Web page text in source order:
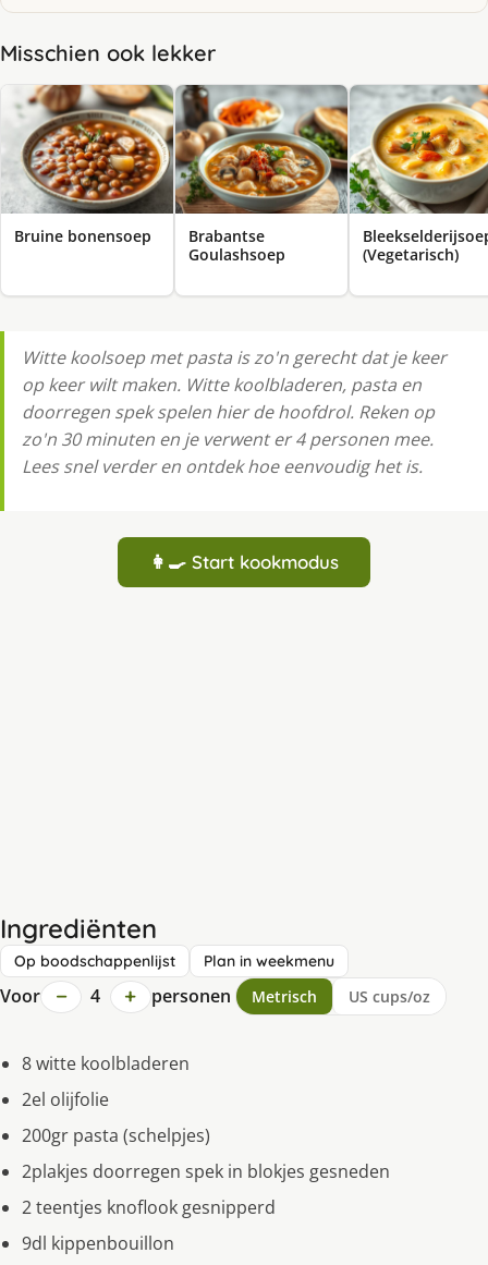
Misschien ook lekker
Bruine bonensoep
Brabantse
Goulashsoep
(Vegetarisch)
Witte koolsoep met pasta is zo'n gerecht dat je keer
op keer wilt maken. Witte koolbladeren, pasta en
doorregen spek spelen hier de hoofdrol. Reken op
zo'n 30 minuten en je verwent er 4 personen mee.
Lees snel verder en ontdek hoe eenvoudig het is.
👩‍🍳 Start kookmodus
Ingrediënten
Op boodschappenlijst Plan in weekmenu
Voor − 4 + personen Metrisch US cups/oz
8 witte koolbladeren
2el olijfolie
200gr pasta (schelpjes)
2plakjes doorregen spek in blokjes gesneden
2 teentjes knoflook gesnipperd
9dl kippenbouillon